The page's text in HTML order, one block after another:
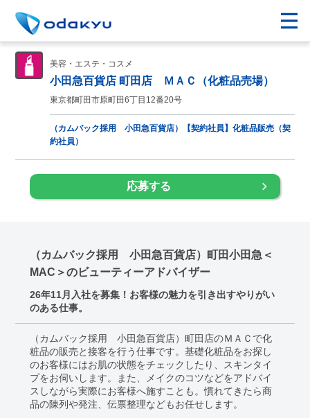
美容・エステ・コスメ
小田急百貨店 町田店 ＭＡＣ（化粧品売場）
東京都町田市原町田6丁目12番20号
（カムバック採用 小田急百貨店）【契約社員】化粧品販売（契
約社員）
応募する
（カムバック採用 小田急百貨店）町田小田急＜
MAC＞のビューティーアドバイザー
26年11月入社を募集！お客様の魅力を引き出すやりがい
のある仕事。
（カムバック採用 小田急百貨店）町田店のＭＡＣで化
粧品の販売と接客を行う仕事です。基礎化粧品をお探し
のお客様にはお肌の状態をチェックしたり、スキンタイ
プをお伺いします。また、メイクのコツなどをアドバイ
スしながら実際にお客様へ施すことも。慣れてきたら商
品の陳列や発注、伝票整理などもお任せします。